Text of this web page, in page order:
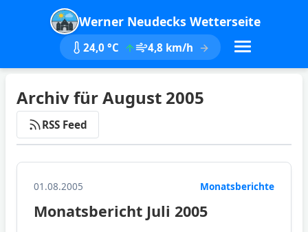
Werner Neudecks Wetterseite
24,0 °C 4,8 km/h
Archiv für August 2005
RSS Feed
01.08.2005 Monatsberichte
Monatsbericht Juli 2005